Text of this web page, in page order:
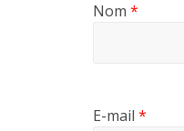
Nom *
E-mail *